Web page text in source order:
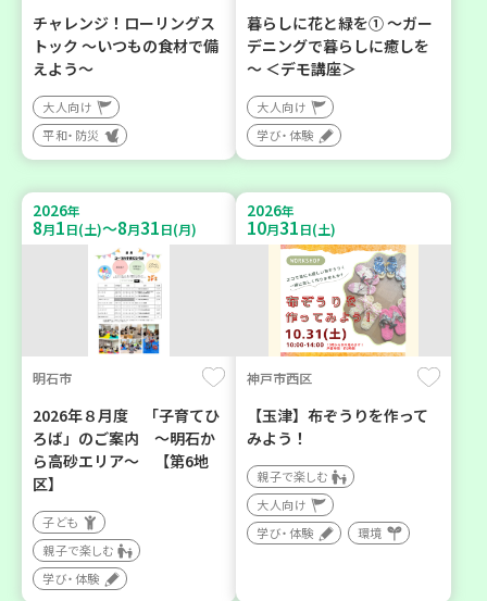
チャレンジ！ローリングス
トック ～いつもの食材で備
えよう～
大人向け
平和・防災
暮らしに花と緑を① ～ガー
デニングで暮らしに癒しを
～ ＜デモ講座＞
大人向け
学び・体験
2026年
8月1日(土)～8月31日(月)
明石市
2026年８月度 「子育てひ
ろば」のご案内 ～明石か
ら高砂エリア～ 【第6地
区】
子ども
親子で楽しむ
学び・体験
2026年
10月31日(土)
神戸市西区
【玉津】布ぞうりを作って
みよう！
親子で楽しむ
大人向け
学び・体験
環境